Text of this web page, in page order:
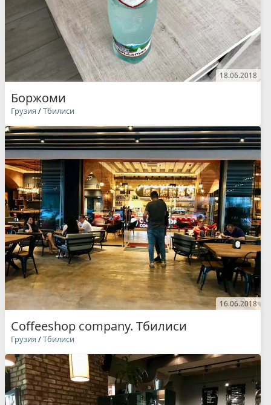
18.06.2018
Боржоми
Грузия /Тбилиси
16.06.2018
Coffeeshop company. Тбилиси
Грузия /Тбилиси